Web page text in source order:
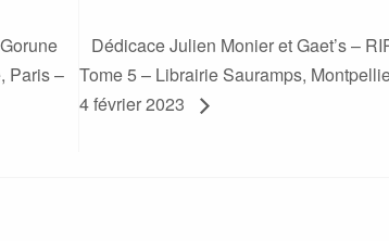
Paris –
Dédicace Julien Monier et Gaet’s –
Tome 5 – Librairie Sauramps,
4 février 2023